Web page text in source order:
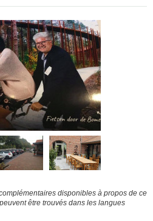
disponibles à propos de ce
être trouvés dans les langues